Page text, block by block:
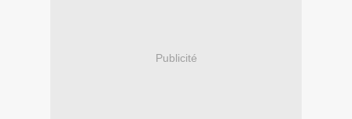
Publicité